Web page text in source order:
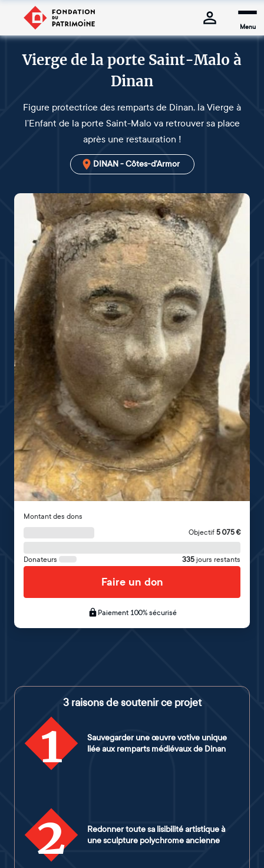
Menu
Vierge de la porte Saint-Malo à
Dinan
Figure protectrice des remparts de Dinan, la Vierge à
l’Enfant de la porte Saint-Malo va retrouver sa place
après une restauration !
DINAN - Côtes-d'Armor
Montant des dons
Objectif 5 075 €
Donateurs 335 jours restants
Faire un don
Paiement 100% sécurisé
3 raisons de soutenir ce projet
1
Sauvegarder une œuvre votive unique
liée aux remparts médiévaux de Dinan
2
Redonner toute sa lisibilité artistique à
une sculpture polychrome ancienne